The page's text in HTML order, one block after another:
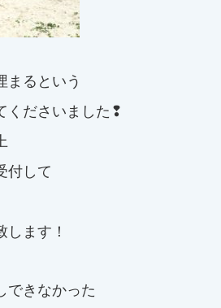
まるという
くださいました❢
付して
ます！
できなかった